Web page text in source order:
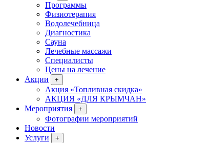
Программы
Физиотерапия
Водолечебница
Диагностика
Сауна
Лечебные массажи
Специалисты
Цены на лечение
Акции
+
Акция «Топливная скидка»
АКЦИЯ «ДЛЯ КРЫМЧАН»
Мероприятия
+
Фотографии мероприятий
Новости
Услуги
+